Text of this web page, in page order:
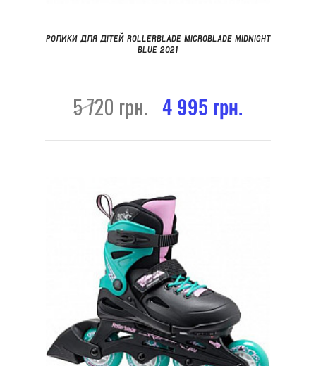
РОЛИКИ ДЛЯ ДІТЕЙ ROLLERBLADE MICROBLADE MIDNIGHT
BLUE 2021
5 720 грн. 4 995 грн.